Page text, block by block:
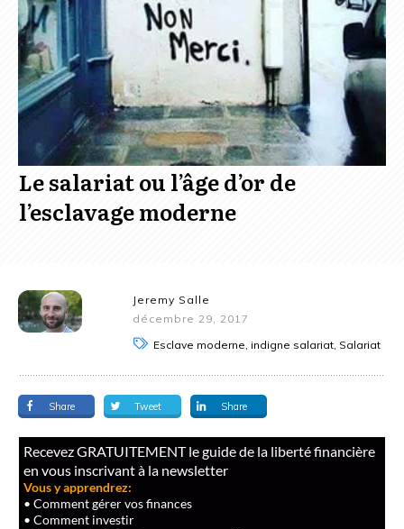
Le salariat ou l’âge d’or de
l’esclavage moderne
Jeremy Salle
décembre 29, 2017
Esclave moderne, indigne salariat, Salariat
Share Tweet Share